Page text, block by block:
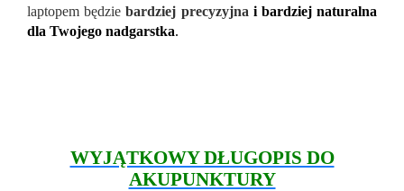
laptopem będziebardziej precyzyjna i bardziej naturalna
dla Twojego nadgarstka.
WYJĄTKOWY DŁUGOPIS DO
AKUPUNKTURY